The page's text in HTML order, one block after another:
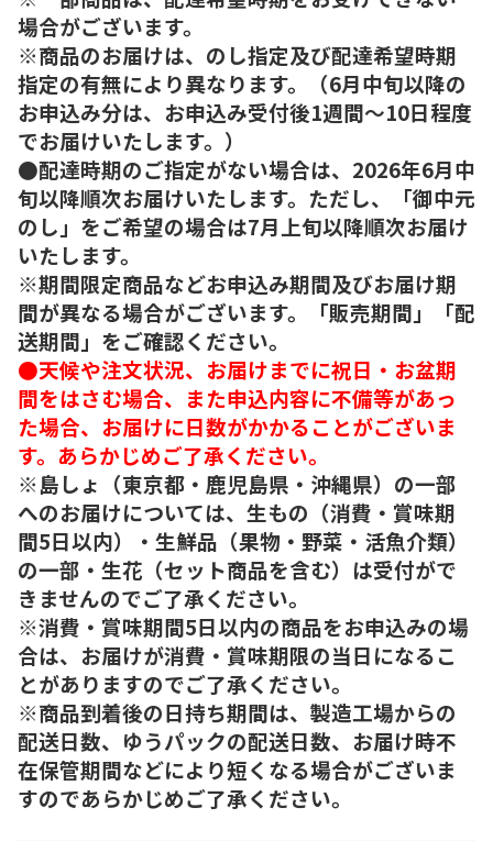
場合がございます。
※商品のお届けは、のし指定及び配達希望時期
指定の有無により異なります。（6月中旬以降の
お申込み分は、お申込み受付後1週間～10日程度
でお届けいたします。）
●配達時期のご指定がない場合は、2026年6月中
旬以降順次お届けいたします。ただし、「御中元
のし」をご希望の場合は7月上旬以降順次お届け
いたします。
※期間限定商品などお申込み期間及びお届け期
間が異なる場合がございます。「販売期間」「配
送期間」をご確認ください。
●天候や注文状況、お届けまでに祝日・お盆期
間をはさむ場合、また申込内容に不備等があっ
た場合、お届けに日数がかかることがございま
す。あらかじめご了承ください。
※島しょ（東京都・鹿児島県・沖縄県）の一部
へのお届けについては、生もの（消費・賞味期
間5日以内）・生鮮品（果物・野菜・活魚介類）
の一部・生花（セット商品を含む）は受付がで
きませんのでご了承ください。
※消費・賞味期間5日以内の商品をお申込みの場
合は、お届けが消費・賞味期限の当日になるこ
とがありますのでご了承ください。
※商品到着後の日持ち期間は、製造工場からの
配送日数、ゆうパックの配送日数、お届け時不
在保管期間などにより短くなる場合がございま
すのであらかじめご了承ください。